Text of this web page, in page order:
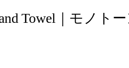
Towel｜モノト